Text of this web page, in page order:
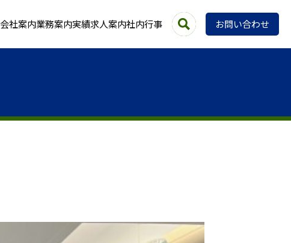
会社案内業務案内実績求人案内社内行事 お問い合わせ